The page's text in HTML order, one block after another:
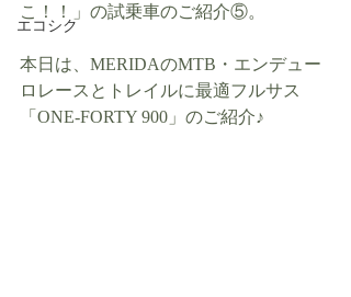
エコシク
こ！！」の試乗車のご紹介⑤。
本日は、MERIDAのMTB・エンデュー
ロレースとトレイルに最適フルサス
「ONE-FORTY 900」のご紹介♪